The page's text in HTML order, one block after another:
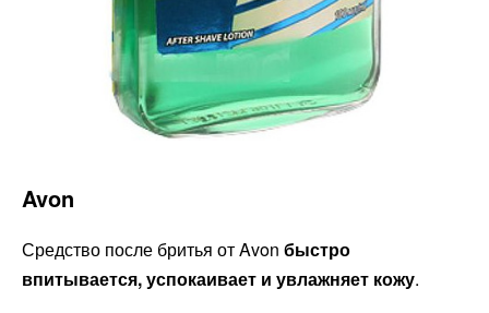
Avon
Средство после бритья от Avon быстро
впитывается, успокаивает и увлажняет кожу.